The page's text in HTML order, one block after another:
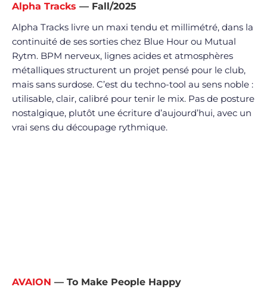
Alpha Tracks — Fall/2025
Alpha Tracks livre un maxi tendu et millimétré, dans la
continuité de ses sorties chez Blue Hour ou Mutual
Rytm. BPM nerveux, lignes acides et atmosphères
métalliques structurent un projet pensé pour le club,
mais sans surdose. C’est du techno-tool au sens noble :
utilisable, clair, calibré pour tenir le mix. Pas de posture
nostalgique, plutôt une écriture d’aujourd’hui, avec un
vrai sens du découpage rythmique.
AVAION — To Make People Happy